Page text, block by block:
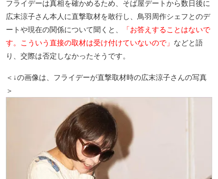
フライデーは真相を確かめるため、そば屋デートから数日後に
広末涼子さん本人に直撃取材を敢行し、鳥羽周作シェフとのデ
ートや現在の関係について聞くと、
「お答えすることはないで
す。こういう直接の取材は受け付けていないので」 などと語
り、交際は否定しなかったそうです。
＜↓の画像は、フライデーが直撃取材時の広末涼子さんの写真
＞